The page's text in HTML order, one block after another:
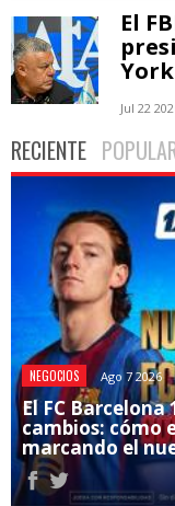
El
Jul 22
RECIENTE
NEGOCIOS Ago 7 2026
El FC
cambios: cómo
marcando el